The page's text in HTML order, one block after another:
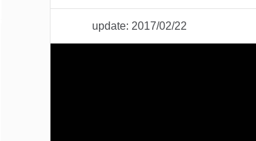
update: 2017/02/22